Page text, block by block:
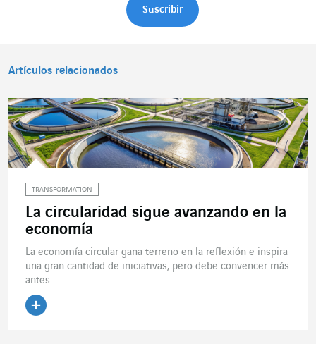
Artículos relacionados
TRANSFORMATION
La circularidad sigue avanzando en la
economía
La economía circular gana terreno en la reflexión e inspira
una gran cantidad de iniciativas, pero debe convencer más
antes...